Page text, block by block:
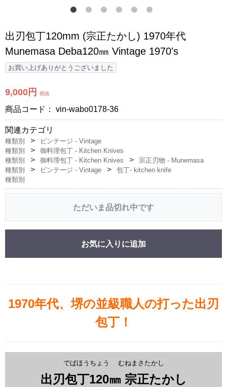
出刃包丁120mm (宗正たかし) 1970年代
Munemasa Deba120㎜ Vintage 1970's
お買い上げありがとうございました
9,000円 税抜
商品コード： vin-wabo0178-36
関連カテゴリ
種類別
ビンテージ - Vintage
種類別
御料理包丁 - Kitchen Knives
種類別
御料理包丁 - Kitchen Knives
宗正刃物 - Munemasa
種類別
ビンテージ - Vintage
包丁- kitchen knife
種類別
ただいま品切れ中です
お気に入りに追加
1970年代、堺の並級職人の打った出刃
包丁！
でばほうちょう むねまさたかし
出刃包丁120㎜ 宗正たかし